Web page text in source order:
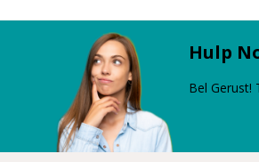
Hulp
Bel Gerust!